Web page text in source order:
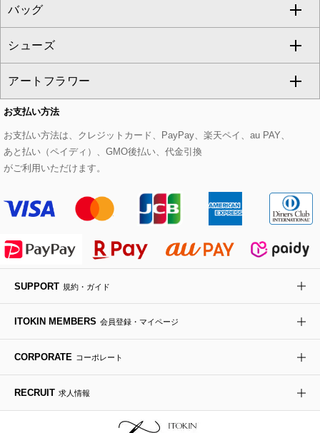
eur3
Maison de CINQ
MK MICHEL KLEIN BAG
HIROKO KOSHINO
パーカー
タンクトップ・キャミソール
スウェット・ジャージー
その他のトップス
サロペット・オールインワン
その他のパンツ
ショート・ミニ丈スカート
その他のスカート
セットアップ
セットアップジャケット
セットアップパンツ
セットアップスカート
セットアップワンピース
ピーコート
ダッフルコート
チェスターコート
モッズコート
ステンカラーコート
ライダースジャケット
デニムジャケット
ダウンジャケット・コート
マスク
ストール・マフラー・スヌード
ベルト・サスペンダー
帽子
ヘアアクセサリー
ハンカチ・バンダナ
手袋
チャーム・ストラップ
すべてのアクセサリー
ネックレス
ピアス・イヤリング
ブレスレット・バングル
ブローチ・コサージュ
バッグ
すべてのバッグ
トートバッグ
ショルダーバッグ
ボストンバッグ
バックパック・リュック
ボディバッグ・メッセンジャーバッグ
トラベルバッグ
シューズ
すべてのシューズ
パンプス
スニーカー
フラットシューズ
ローファー
ドレスシューズ
アートフラワー
すべてのアートフラワー
ローズ
カサブランカ・カラー
ラナンキュラス
ポプリアレンジ＆フレグランス
お支払い方法
お支払い方法は、クレジットカード、PayPay、楽天ペイ、au PAY、
あと払い（ペイディ）、GMO後払い、代金引換
がご利用いただけます。
SUPPORT 規約・ガイド
ITOKIN MEMBERS 会員登録・マイページ
CORPORATE コーポレート
RECRUIT 求人情報